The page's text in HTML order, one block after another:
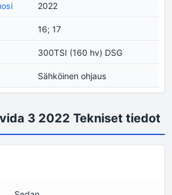
2022
16; 17
300TSI (160 hv) DSG
Sähköinen ohjaus
3 2022 Tekniset tiedot